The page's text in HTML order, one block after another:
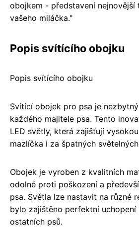
obojkem - představení nejnovější
vašeho miláčka."
Popis svítícího obojku
Popis svítícího obojku
Svítící obojek pro psa je
každého majitele psa. Tento
LED světly, která zajišťují
mazlíčka i za špatných
Obojek je vyroben z kvalitních
odolné proti poškození a
psa. Světla lze nastavit na různé
bylo zajištěno perfektní
ostatních psů.